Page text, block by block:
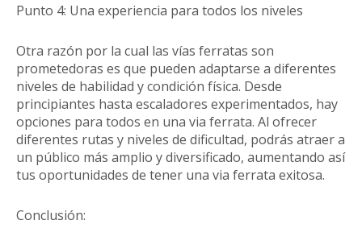
Punto 4: Una experiencia para todos los niveles
Otra razón por la cual las vías ferratas son
prometedoras es que pueden adaptarse a diferentes
niveles de habilidad y condición física. Desde
principiantes hasta escaladores experimentados, hay
opciones para todos en una via ferrata. Al ofrecer
diferentes rutas y niveles de dificultad, podrás atraer a
un público más amplio y diversificado, aumentando así
tus oportunidades de tener una via ferrata exitosa.
Conclusión: